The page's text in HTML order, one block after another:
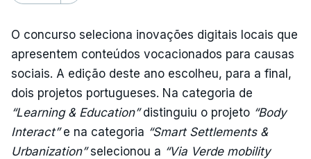
O concurso seleciona inovações digitais locais que
apresentem conteúdos vocacionados para causas
sociais. A edição deste ano escolheu, para a final,
dois projetos portugueses. Na categoria de
“Learning & Education”distinguiu o projeto “Body
Interact”e na categoria “Smart Settlements &
Urbanization”selecionou a “Via Verde mobility